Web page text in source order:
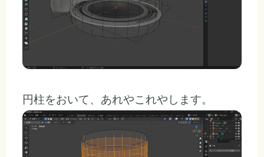
円柱をおいて、あれやこれやします。